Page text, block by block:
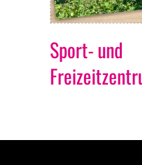
Sport- und